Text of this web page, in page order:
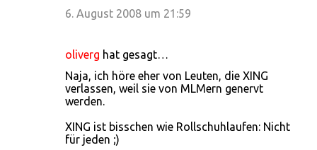
6. August 2008 um 21:59
oliverg hat gesagt…
Naja, ich höre eher von Leuten, die XING
verlassen, weil sie von MLMern genervt
werden.
XING ist bisschen wie Rollschuhlaufen: Nicht
für jeden ;)